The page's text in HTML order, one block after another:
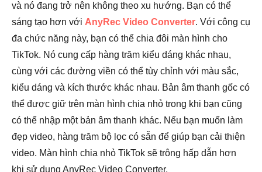
và nó đang trở nên không theo xu hướng. Bạn có thể
sáng tạo hơn với AnyRec Video Converter. Với công cụ
đa chức năng này, bạn có thể chia đôi màn hình cho
TikTok. Nó cung cấp hàng trăm kiểu dáng khác nhau,
cùng với các đường viền có thể tùy chỉnh với màu sắc,
kiểu dáng và kích thước khác nhau. Bản âm thanh gốc có
thể được giữ trên màn hình chia nhỏ trong khi bạn cũng
có thể nhập một bản âm thanh khác. Nếu bạn muốn làm
đẹp video, hàng trăm bộ lọc có sẵn để giúp bạn cải thiện
video. Màn hình chia nhỏ TikTok sẽ trông hấp dẫn hơn
khi sử dụng AnyRec Video Converter.